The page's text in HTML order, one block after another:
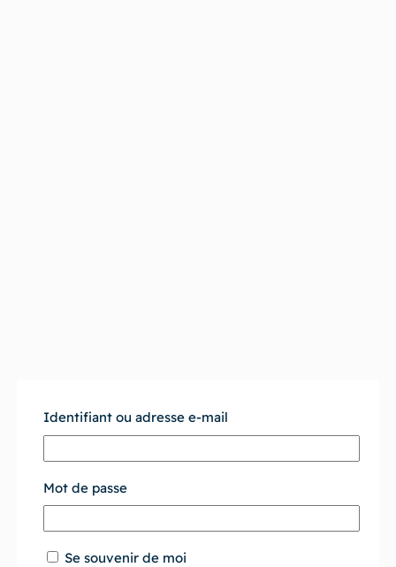
kg de croquettes pour
chat adulte/ BAB’IN au
poulet
Identifiant ou adresse e-mail
Mot de passe
Se souvenir de moi